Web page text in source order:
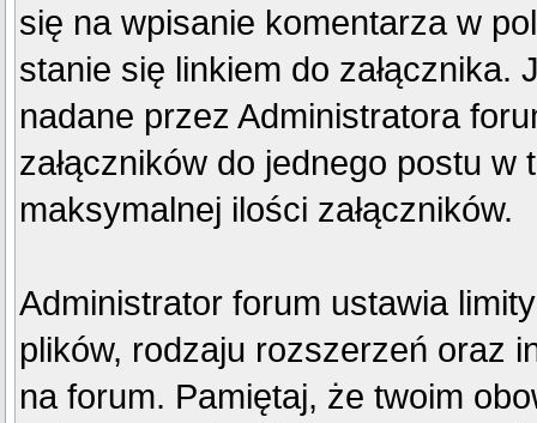
się na wpisanie komentarza w
stanie się linkiem do
nadane przez Administratora
załączników do jednego postu
maksymalnej ilości załączników.
Administrator forum ustawia
plików, rodzaju rozszerzeń oraz
na forum. Pamiętaj, że twoim